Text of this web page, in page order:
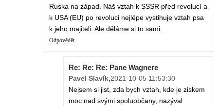
Ruska na západ. Náš vztah k SSSR před revolucí a
k USA (EU) po revoluci nejlépe vystihuje vztah psa
k jeho majiteli. Ale děláme si to sami.
Odpovědět
Re: Re: Re: Pane Wagnere
Pavel Slavík,2021-10-05 11:53:30
Nejsem si jist, zda bych vztah, kde je ziskem
moc nad svými spoluobčany, nazýval